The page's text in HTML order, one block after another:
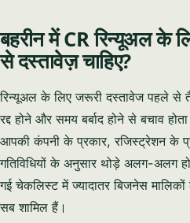
बहरीन में CR रिन्यूअल के
से दस्तावेज़ चाहिए?
रिन्यूअल के लिए जरूरी दस्तावेज पहले से
रद्द होने और समय बर्बाद होने से बचाव
आपकी कंपनी के प्रकार, रजिस्ट्रेशन के
गतिविधियों के अनुसार थोड़े अलग-अलग
गई चेकलिस्ट में ज्यादातर बिजनेस मालिकों
सब शामिल हैं।